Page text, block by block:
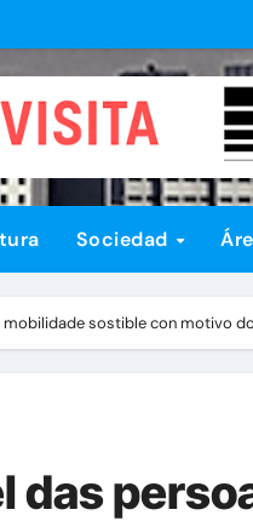
Sociedad
sostible con motivo
das